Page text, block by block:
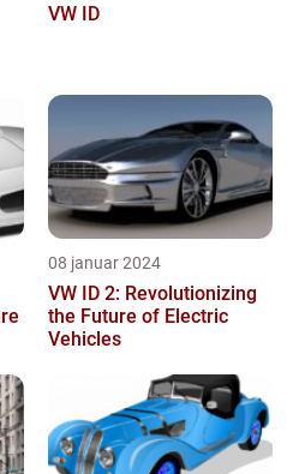
VW ID
08 januar 2024
VW ID 2: Revolutionizing
the Future of Electric
Vehicles